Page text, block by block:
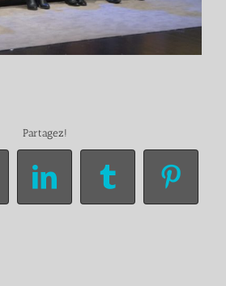
Partagez!
LinkedInTumblr